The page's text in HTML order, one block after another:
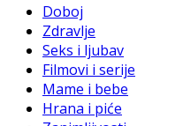
Doboj
Zdravlje
Seks i ljubav
Filmovi i serije
Mame i bebe
Hrana i piće